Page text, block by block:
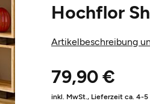
Hochflor
Artikelbeschreibung
79,90 €
inkl. MwSt., Lieferzeit ca. 4-5